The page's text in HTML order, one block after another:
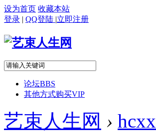
设为首页 收藏本站
登录 | QQ登陆 |立即注册
论坛BBS
其他方式购买VIP
艺束人生网 ›